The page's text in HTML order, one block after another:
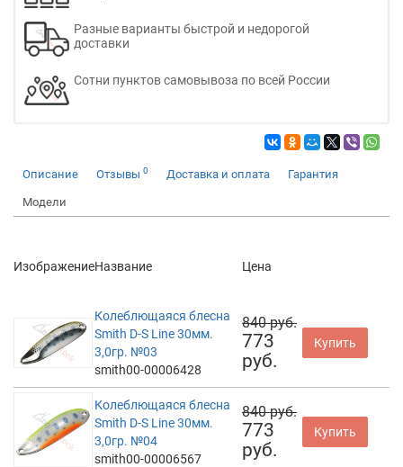
Разные варианты быстрой и недорогой
доставки
Сотни пунктов самовывоза по всей России
Описание Отзывы 0 Доставка и оплата Гарантия
Модели
ИзображениеНазвание Цена
Колеблющаяся блесна
Smith D-S Line 30мм.
3,0гр. №03
smith00-00006428
840 руб.
773
руб.
Купить
Колеблющаяся блесна
Smith D-S Line 30мм.
3,0гр. №04
smith00-00006567
840 руб.
773
руб.
Купить